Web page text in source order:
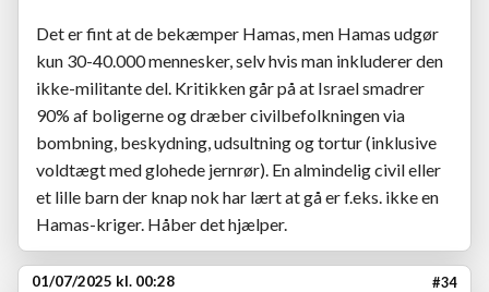
Det er fint at de bekæmper Hamas, men Hamas udgør
kun 30-40.000 mennesker, selv hvis man inkluderer den
ikke-militante del. Kritikken går på at Israel smadrer
90% af boligerne og dræber civilbefolkningen via
bombning, beskydning, udsultning og tortur (inklusive
voldtægt med glohede jernrør). En almindelig civil eller
et lille barn der knap nok har lært at gå er f.eks. ikke en
Hamas-kriger. Håber det hjælper.
01/07/2025 kl. 00:28 #34